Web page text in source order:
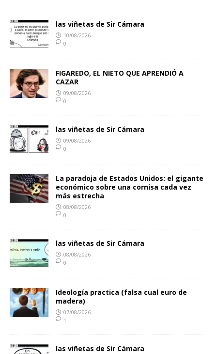
las viñetas de Sir Cámara
10/08/2026
0
FIGAREDO, EL NIETO QUE APRENDIÓ A
CAZAR
09/08/2026
0
las viñetas de Sir Cámara
09/08/2026
0
La paradoja de Estados Unidos: el gigante
económico sobre una cornisa cada vez
más estrecha
08/08/2026
0
las viñetas de Sir Cámara
08/08/2026
0
Ideología practica (falsa cual euro de
madera)
07/08/2026
1
las viñetas de Sir Cámara